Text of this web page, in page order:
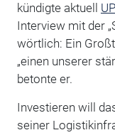
kündigte aktuell
Interview mit der
wörtlich: Ein
„einen unserer
betonte er.
Investieren will
seiner